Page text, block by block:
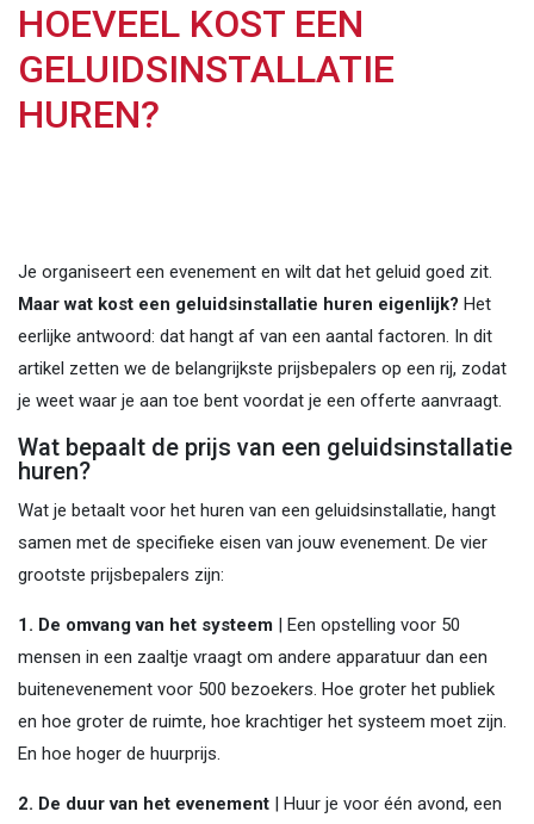
HOEVEEL KOST EEN
GELUIDSINSTALLATIE
HUREN?
Je organiseert een evenement en wilt dat het geluid goed zit.
Maar wat kost een geluidsinstallatie huren eigenlijk? Het
eerlijke antwoord: dat hangt af van een aantal factoren. In dit
artikel zetten we de belangrijkste prijsbepalers op een rij, zodat
je weet waar je aan toe bent voordat je een offerte aanvraagt.
Wat bepaalt de prijs van een geluidsinstallatie
huren?
Wat je betaalt voor het huren van een geluidsinstallatie, hangt
samen met de specifieke eisen van jouw evenement. De vier
grootste prijsbepalers zijn:
1. De omvang van het systeem | Een opstelling voor 50
mensen in een zaaltje vraagt om andere apparatuur dan een
buitenevenement voor 500 bezoekers. Hoe groter het publiek
en hoe groter de ruimte, hoe krachtiger het systeem moet zijn.
En hoe hoger de huurprijs.
2. De duur van het evenement | Huur je voor één avond, een